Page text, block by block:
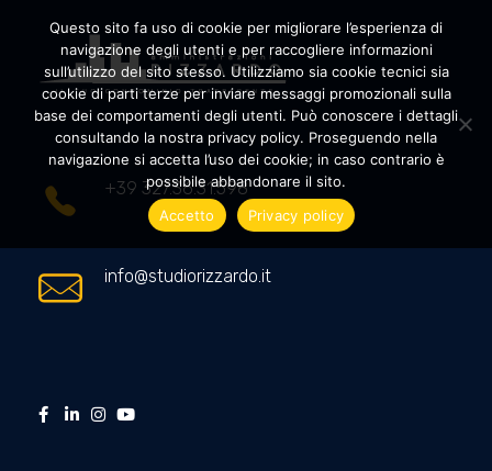
Amministrazioni Rizzardo
+39 327.36.31.598
info@studiorizzardo.it
Questo sito fa uso di cookie per migliorare l’esperienza di
navigazione degli utenti e per raccogliere informazioni
sull’utilizzo del sito stesso. Utilizziamo sia cookie tecnici sia
cookie di parti terze per inviare messaggi promozionali sulla
base dei comportamenti degli utenti. Può conoscere i dettagli
consultando la nostra privacy policy. Proseguendo nella
navigazione si accetta l’uso dei cookie; in caso contrario è
possibile abbandonare il sito.
Accetto
Privacy policy